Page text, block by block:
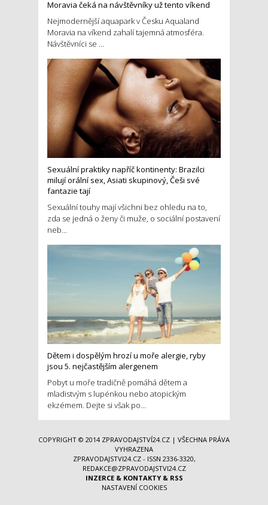
Moravia čeká na návštěvníky už tento víkend
Nejmodernější aquapark v Česku Aqualand
Moravia na víkend zahalí tajemná atmosféra.
Návštěvníci se ...
Sexuální praktiky napříč kontinenty: Brazilci
milují orální sex, Asiati skupinový, Češi své
fantazie tají
Sexuální touhy mají všichni bez ohledu na to,
zda se jedná o ženy či muže, o sociální postavení
neb...
Dětem i dospělým hrozí u moře alergie, ryby
jsou 5. nejčastějším alergenem
Pobyt u moře tradičně pomáhá dětem a
mladistvým s lupénkou nebo atopickým
ekzémem. Dejte si však po...
COPYRIGHT © 2014 ZPRAVODAJSTVÍ24.CZ | VŠECHNA PRÁVA
VYHRAZENA
ZPRAVODAJSTVI24.CZ - ISSN 2336-3320,
REDAKCE@ZPRAVODAJSTVI24.CZ
INZERCE& KONTAKTY& RSS
NASTAVENÍ COOKIES